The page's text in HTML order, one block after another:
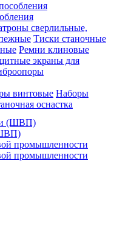
сверлильные,
Тиски станочные
Ремни клиновые
экраны для
винтовые Наборы
оснастка
(ШВП)
промышленности
промышленности